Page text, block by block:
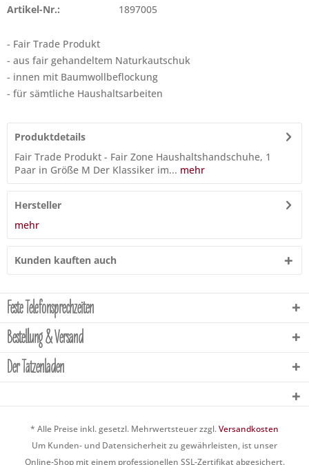
Artikel-Nr.: 1897005
- Fair Trade Produkt
- aus fair gehandeltem Naturkautschuk
- innen mit Baumwollbeflockung
- für sämtliche Haushaltsarbeiten
Produktdetails
Fair Trade Produkt - Fair Zone Haushaltshandschuhe, 1
Paar in Größe M Der Klassiker im... mehr
Hersteller
mehr
Kunden kauften auch
Feste Telefonsprechzeiten
Bestellung & Versand
Der Tatzenladen
* Alle Preise inkl. gesetzl. Mehrwertsteuer zzgl.Versandkosten
Um Kunden- und Datensicherheit zu gewährleisten, ist unser
Online-Shop mit einem professionellen SSL-Zertifikat abgesichert.